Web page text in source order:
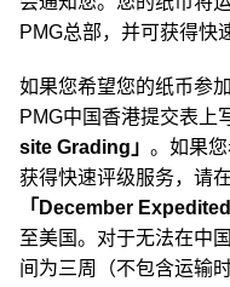
PMG总部，并可获得快
如果您希望您的纸币参
PMG中国香港提交表上
site Grading」 。如果
获得快速评级服务，请
「December
至美国。对于无法在中
间为三周（不包含运输